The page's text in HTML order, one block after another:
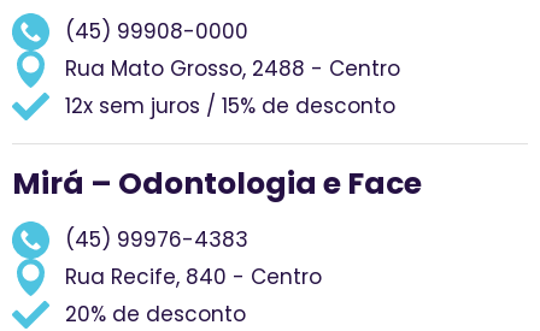
(45) 99908-0000
Rua Mato Grosso, 2488 - Centro
12x sem juros / 15% de desconto
Mirá – Odontologia e Face
(45) 99976-4383
Rua Recife, 840 - Centro
20% de desconto